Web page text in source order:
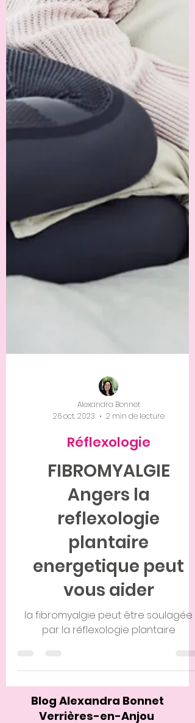
Alexandra Bonnet
Réflexologie
FIBROMYALGIE
Angers la
reflexologie
plantaire
energetique peut
vous aider
par la réflexologie plantaire